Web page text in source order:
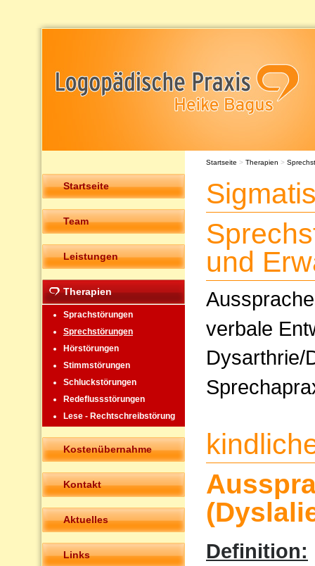
Startseite
Team
Leistungen
Therapien
Sprachstörungen
Sprechstörungen
Hörstörungen
Stimmstörungen
Schluckstörungen
Redeflussstörungen
Lese - Rechtschreibstörung
Kostenübernahme
Kontakt
Aktuelles
Links
Startseite > Therapien >
und
verbale
Dysarthrie/
Definition: